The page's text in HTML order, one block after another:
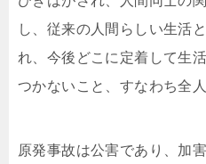
し、従来の人間らしい生活
れ、今後どこに定着して生
つかないこと、すなわち全
原発事故は公害であり、加